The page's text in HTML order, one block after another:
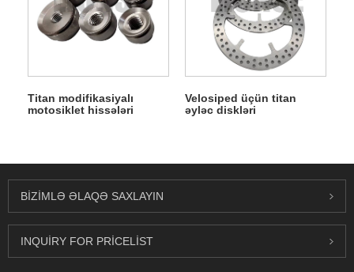
Titan modifikasiyalı
motosiklet hissələri
Velosiped üçün titan
əyləc diskləri
BIZIMLƏ ƏLAQƏ SAXLAYIN
INQUIRY FOR PRICELIST